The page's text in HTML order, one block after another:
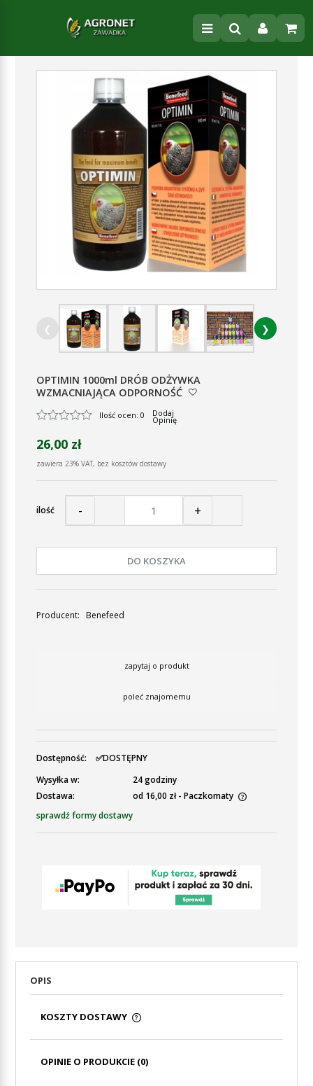
❮ ❯
OPTIMIN 1000ml DRÓB ODŻYWKA
WZMACNIAJĄCA ODPORNOŚĆ
Ilość ocen: 0 Dodaj
Opinię
26,00 zł
zawiera 23% VAT, bez kosztów dostawy
ilość - +
DO KOSZYKA
Producent: Benefeed
zapytaj o produkt
poleć znajomemu
Dostępność:
✅DOSTĘPNY
Wysyłka w:
24 godziny
Dostawa:
od 16,00 zł - Paczkomaty
Cena nie zawiera ewentualnych kosztów płatności
sprawdź formy dostawy
OPIS
KOSZTY DOSTAWY
OPINIE O PRODUKCIE (0)